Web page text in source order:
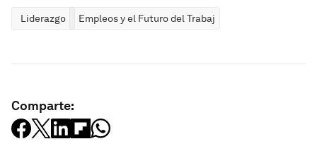
Liderazgo Empleos y el Futuro del Trabajo
Comparte: